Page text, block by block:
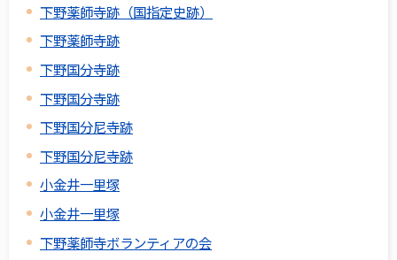
下野薬師寺跡（国指定史跡）
下野薬師寺跡
下野国分寺跡
下野国分寺跡
下野国分尼寺跡
下野国分尼寺跡
小金井一里塚
小金井一里塚
下野薬師寺ボランティアの会